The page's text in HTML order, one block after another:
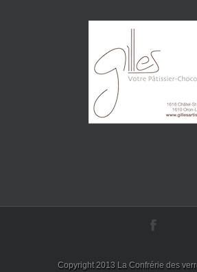
Copyright 2013 La Confrérie des